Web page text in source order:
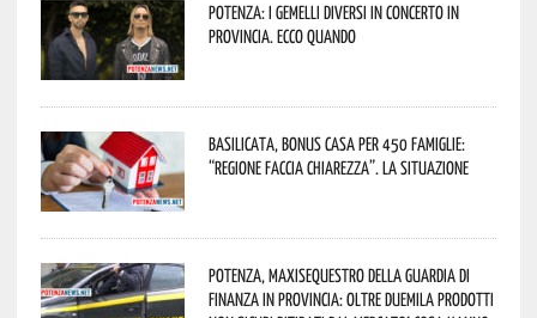
Potenza: i Gemelli DiVersi in concerto in
provincia. Ecco quando
Basilicata, Bonus casa per 450 famiglie:
“Regione faccia chiarezza”. La situazione
Potenza, maxisequestro della Guardia di
Finanza in provincia: oltre duemila prodotti